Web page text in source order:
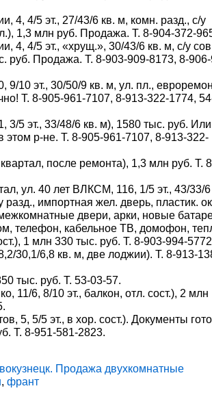
4, 4/5 эт., 27/43/6 кв. м, комн. разд., с/у
1,3 млн руб. Продажа. Т. 8-904-372-
4, 4/5 эт., «хрущ.», 30/43/6 кв. м, с/у
руб. Продажа. Т. 8-903-909-8173, 8-
9/10 эт., 30/50/9 кв. м, ул. пл.,
Т. 8-905-961-7107, 8-913-322-1774,
3/5 эт., 33/48/6 кв. м), 1580 тыс. руб. Или
этом р-не. Т. 8-905-961-7107, 8-913-322-
квартал, после ремонта), 1,3 млн руб. Т.
ул. 40 лет ВЛКСМ, 116, 1/5 эт., 43/33/6
разд., импортная жел. дверь, пластик.
двери, арки, новые
телефон, кабельное ТВ, домофон,
1 млн 330 тыс. руб. Т. 8-903-994-
30,1/6,8 кв. м, две лоджии). Т. 8-913-
тыс. руб. Т. 53-03-57.
11/6, 8/10 эт., балкон, отл. сост.), 2 млн
5, 5/5 эт., в хор. сост.). Документы
Т. 8-951-581-2823.
Продажа двухкомнатные
,франт